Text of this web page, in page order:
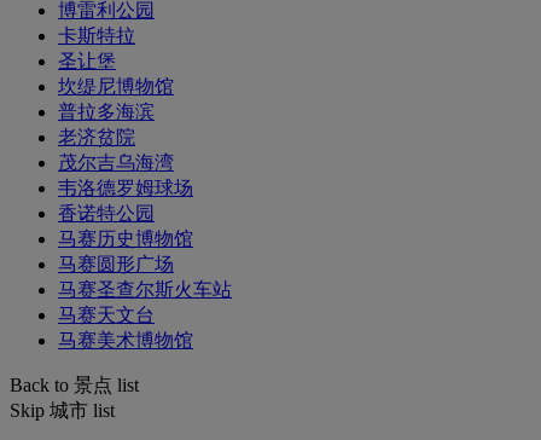
博雷利公园
卡斯特拉
圣让堡
坎缇尼博物馆
普拉多海滨
老济贫院
茂尔吉乌海湾
韦洛德罗姆球场
香诺特公园
马赛历史博物馆
马赛圆形广场
马赛圣查尔斯火车站
马赛天文台
马赛美术博物馆
Back to 景点 list
Skip 城市 list